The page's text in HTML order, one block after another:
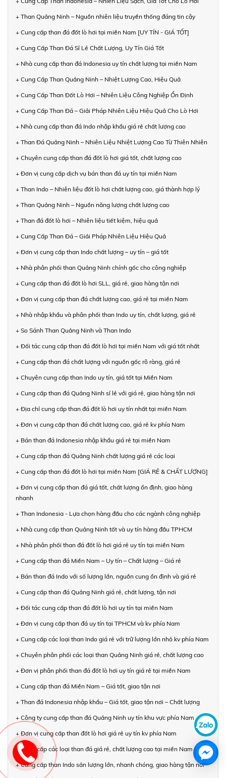
+ Than Quảng Ninh – Nguồn nhiên liệu truyền thống đáng tin cậy
+ Cung cấp than đá đốt lò hơi tại miền Nam [UY TÍN - GIÁ TỐT]
+ Cung Cấp Than Đá Sỉ Lẻ Chất Lượng, Uy Tín Giá Tốt
+ Nhà cung cấp than đá Indonesia uy tín chất lượng tại miền Nam
+ Cung Cấp Than Quảng Ninh – Nhiệt Lượng Cao, Hiệu Quả
+ Cung Cấp Than Đốt Lò Hơi – Nhiên Liệu Công Nghiệp Ổn Định
+ Cung Cấp Than Đá – Giải Pháp Nhiên Liệu Hiệu Quả Cho Lò Hơi
+ Nhà cung cấp than đá Indo nhập khẩu giá rẻ chất lượng cao
+ Than Đá Quảng Ninh – Nhiên Liệu Nhiệt Lượng Cao Từ Thiên Nhiên
+ Chuyên cung cấp than đá đốt lò hơi giá tốt, chất lượng cao
+ Đơn vị cung cấp dịch vụ bán than đá uy tín tại miền Nam
+ Than Indo – Nhiên liệu đốt lò hơi chất lượng cao, giá thành hợp lý
+ Than Quảng Ninh – Nguồn năng lượng chất lượng cao
+ Than đá đốt lò hơi – Nhiên liệu tiết kiệm, hiệu quả
+ Cung Cấp Than Đá – Giải Pháp Nhiên Liệu Hiệu Quả
+ Đơn vị cung cấp than Indo chất lượng – uy tín – giá tốt
+ Nhà phân phối than Quảng Ninh chính gốc cho công nghiệp
+ Cung cấp than đá đốt lò hơi SLL, giá rẻ, giao hàng tận nơi
+ Đơn vị cung cấp than đá chất lượng cao, giá rẻ tại miền Nam
+ Nhà nhập khẩu và phân phối than Indo uy tín, chất lượng, giá rẻ
+ So Sánh Than Quảng Ninh và Than Indo
+ Đối tác cung cấp than đá đốt lò hơi tại miền Nam với giá tốt nhất
+ Cung cấp than đá chất lượng với nguồn gốc rõ ràng, giá rẻ
+ Chuyên cung cấp than Indo uy tín, giá tốt tại Miền Nam
+ Cung cấp than đá Quảng Ninh sỉ lẻ với giá rẻ, giao hàng tận nơi
+ Địa chỉ cung cấp than đá đốt lò hơi uy tín nhất tại miền Nam
+ Đơn vị cung cấp than đá chất lượng cao, giá rẻ kv phía Nam
+ Bán than đá Indonesia nhập khẩu giá rẻ tại miền Nam
+ Cung cấp than đá Quảng Ninh chất lượng giá rẻ các loại
+ Cung cấp than đá đốt lò hơi tại miền Nam [GIÁ RẺ & CHẤT LƯỢNG]
+ Đơn vị cung cấp than đá giá tốt, chất lượng ổn định, giao hàng
nhanh
+ Than Indonesia - Lựa chọn hàng đầu cho các ngành công nghiệp
+ Nhà cung cấp than Quảng Ninh tốt và uy tín hàng đầu TPHCM
+ Nhà phân phối than đá đốt lò hơi giá rẻ uy tín tại miền Nam
+ Cung cấp than đá Miền Nam – Uy tín – Chất lượng – Giá rẻ
+ Bán than đá Indo với số lượng lớn, nguồn cung ổn định và giá rẻ
+ Cung cấp than đá Quảng Ninh giá rẻ, chất lượng, tận nơi
+ Đối tác cung cấp than đá đốt lò hơi uy tín tại miền Nam
+ Đơn vị cung cấp than đá uy tín tại TPHCM và kv phía Nam
+ Cung cấp các loại than Indo giá rẻ với trữ lượng lớn nhỏ kv phía Nam
+ Chuyên phân phối các loại than Quảng Ninh giá rẻ, chất lượng cao
+ Đơn vị phân phối than đá đốt lò hơi uy tín giá rẻ tại miền Nam
+ Cung cấp than đá Miền Nam – Giá tốt, giao tận nơi
+ Than đá Indonesia nhập khẩu – Giá tốt, giao tận nơi – Chất lượng
+ Công ty cung cấp than đá Quảng Ninh uy tín khu vực phía Nam
+ Đơn vị cung cấp than đốt lò hơi giá rẻ uy tín kv phía Nam
+ Cung cấp các loại than đá giá rẻ, chất lượng cao tại miền Nam
+ Cung cấp than Indo sản lượng lớn, nhanh chóng, giao hàng tận nơi